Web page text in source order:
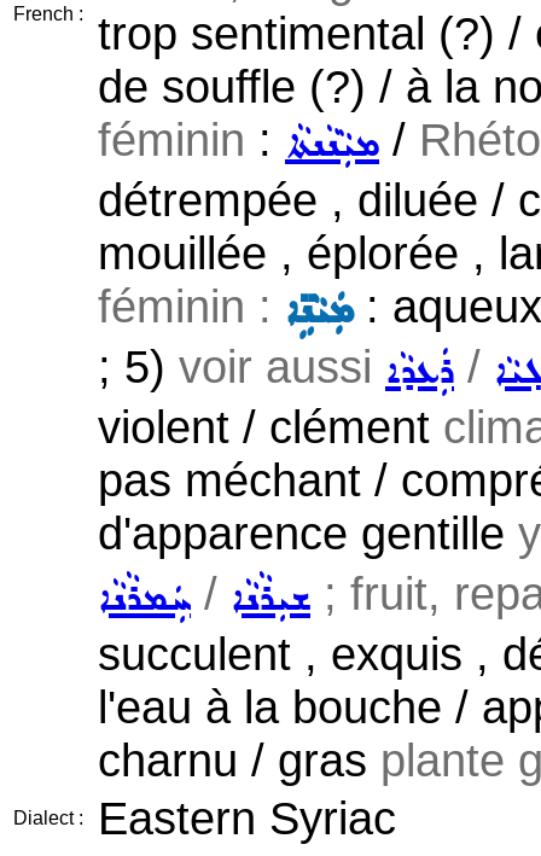
French :
trop sentimental (?) /
de souffle (?) / à la
féminin : ܡܝܼܵܢܵܢܬܵܐ /
détrempée , diluée /
mouillée , éplorée ,
féminin : ܡܲܝܵܢܹ̈ܐ:
; 5) voir aussi ܪܲܥܕܵܐ /
violent / clément
pas méchant /
d'apparence gentille
ܚܲܡܪܵܢܵܐ / ܫܝܼܪܵܢܵܐ ; fruit,
succulent , exquis ,
l'eau à la bouche /
charnu / gras plante
Dialect : Eastern Syriac